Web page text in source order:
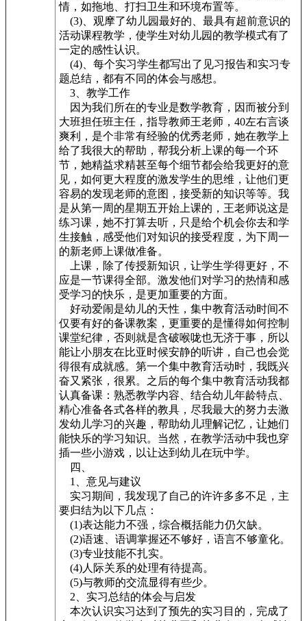
情，如拖地、打扫卫生和环境布置等。
(3)、观摩了幼儿园最好的、最具有超前意识的
活动课程教学，使学生对幼儿园的教学模式有了
一定的感性认识。
(4)、每个实习学生都写出了见习报告和实习专
题总结，都有不同的体会与感想。
3、教学工作
因为我们所在的专业是数学教育，因而被分到
大班担任班主任，指导教师王老师，40左右言谈
爽利，是个非常有经验的优秀老师，她在教学上
给了我很大的帮助，帮我分析上课的每一个环
节，她精益求精甚至每个细节都会给我更好的意
见，如何更大程度的激发学生的思维，让他们更
容易的发现老师的意图，接受新的知识等等。我
是从第一周的星期五开始上课的，王老师说这是
练习课，她不打算去听，只是给个机会你去和学
生接触，感受他们对知识的接受程度，为下周一
的新老师上课做准备。
上课，除了传授新知识，让学生学得更好，不
应是一节课得全部。激发他们对学习的热情和感
受学习的快乐，是更加重要的方面。
好动爱闹是幼儿的天性，集中教育活动时间不
仅要有好的备课教案，更重要的是懂得如何控制
课堂纪律，否则就是含破喉咙也无济于事，所以
能让小朋友在比亚时候安静的听讲，自己也会觉
得很有成就感。第一个集中教育活动时，我既兴
奋又紧张，很累。之后的每个集中教育活动我都
认真备课：熟悉教学内容、结合幼儿年龄特点、
精心准备各式各样的教具，尽我最大的努力去激
发幼儿学习的兴趣，帮助幼儿理解记忆，让她们
能快乐的学习知识。当然，在教学活动中我也穿
插一些小游戏，以让达到幼儿在玩中学。
四、
1、意见与建议
实习期间，我发现了自己的许许多多不足，主
要归结为以下几点：
(1)表达能力不强，综合概括能力仍欠缺。
(2)语速、语调掌握还不够好，语言不够童化。
(3)专业技能不扎实。
(4)人际关系的处理有待提高。
(5)与教师的交流显得有些少。
2、实习总结的体会与启发
本次认识实习达到了预先的实习目的，完成了